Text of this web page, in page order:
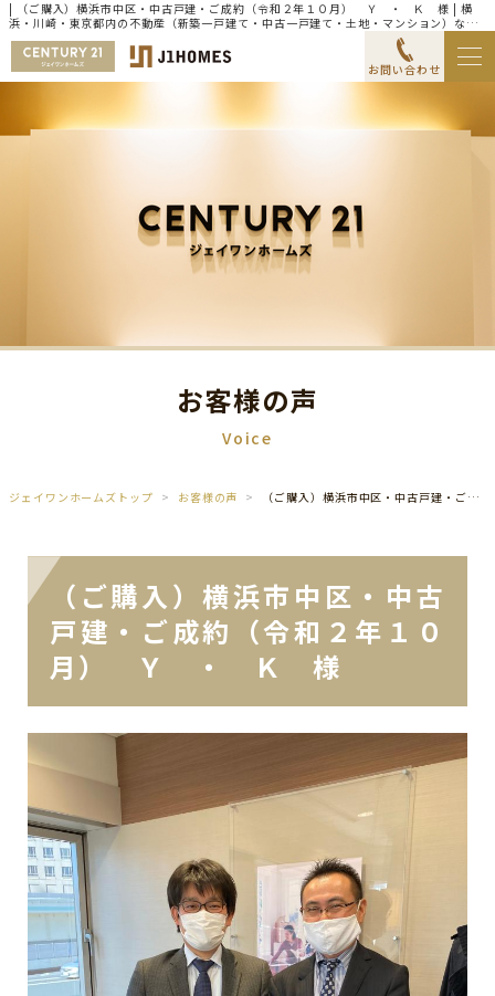
| （ご購入）横浜市中区・中古戸建・ご成約（令和２年１０月） Ｙ ・ Ｋ 様 | 横
浜・川崎・東京都内の不動産（新築一戸建て・中古一戸建て・土地・マンション）なら
センチュリー21ジェイワンホームズ
お問い合わせ
お客様の声
Voice
ジェイワンホームズトップ お客様の声 （ご購入）横浜市中区・中古戸建・ご成約（令和２年１０月） Ｙ ・ Ｋ 様
（ご購入）横浜市中区・中古
戸建・ご成約（令和２年１０
月） Ｙ ・ Ｋ 様